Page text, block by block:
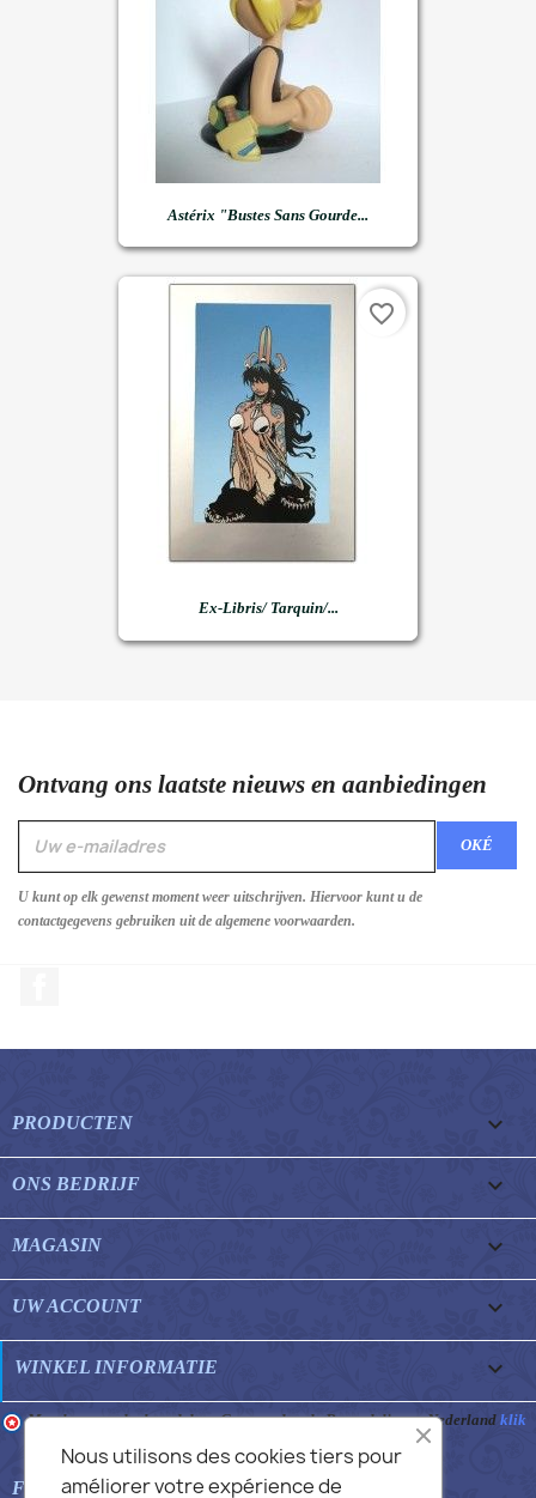
Astérix "Bustes Sans Gourde...
Ex-Libris/ Tarquin/...
favorite_border
Ontvang ons laatste nieuws en aanbiedingen
U kunt op elk gewenst moment weer uitschrijven. Hiervoor kunt u de
contactgegevens gebruiken uit de algemene voorwaarden.
PRODUCTEN 
ONS BEDRIJF 
MAGASIN 
UW ACCOUNT 
WINKEL INFORMATIE keyboard_arrow_down
Merchant goedgekeurd door Gegarandeerde Beoordelingen Nederland klik
hier om het attest te tonen
FEATURED FAQS 
Nous utilisons des cookies tiers pour
améliorer votre expérience de